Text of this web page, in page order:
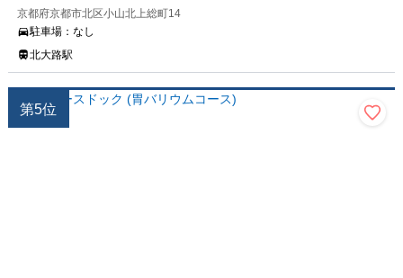
京都府京都市北区小山北上総町14
駐車場： なし
北大路駅
第5位